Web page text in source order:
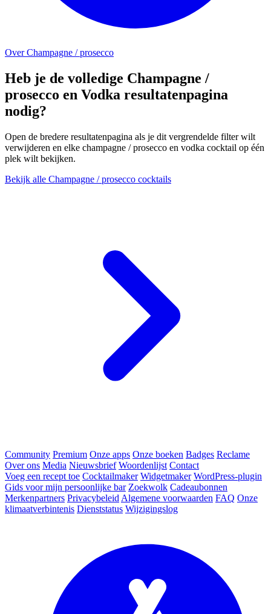
Over Champagne / prosecco
Heb je de volledige Champagne /
prosecco en Vodka resultatenpagina
nodig?
Open de bredere resultatenpagina als je dit vergrendelde filter wilt
verwijderen en elke champagne / prosecco en vodka cocktail op één
plek wilt bekijken.
Bekijk alle Champagne / prosecco cocktails
Community Premium Onze apps Onze boeken Badges Reclame
Over ons Media Nieuwsbrief Woordenlijst Contact
Voeg een recept toe Cocktailmaker Widgetmaker WordPress-plugin
Gids voor mijn persoonlijke bar Zoekwolk Cadeaubonnen
Merkenpartners Privacybeleid Algemene voorwaarden FAQ Onze
klimaatverbintenis Dienststatus Wijzigingslog